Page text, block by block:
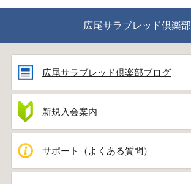
広尾サラブレッド倶楽部
広尾サラブレッド倶楽部ブログ
新規入会案内
サポート（よくある質問）